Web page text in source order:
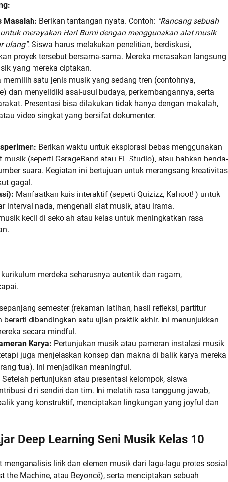
Masalah: Berikan tantangan nyata. Contoh: "Rancang sebuah
merayakan Hari Bumi dengan menggunakan alat musik
ulang". Siswa harus melakukan penelitian, berdiskusi,
proyek tersebut bersama-sama. Mereka merasakan langsung
yang mereka ciptakan.
memilih satu jenis musik yang sedang tren (contohnya,
dan menyelidiki asal-usul budaya, perkembangannya, serta
Presentasi bisa dilakukan tidak hanya dengan makalah,
video singkat yang bersifat dokumenter.
Berikan waktu untuk eksplorasi bebas menggunakan
(seperti GarageBand atau FL Studio), atau bahkan benda-
suara. Kegiatan ini bertujuan untuk merangsang kreativitas
gagal.
Manfaatkan kuis interaktif (seperti Quizizz, Kahoot! ) untuk
interval nada, mengenali alat musik, atau irama.
kecil di sekolah atau kelas untuk meningkatkan rasa
merdeka seharusnya autentik dan ragam,
semester (rekaman latihan, hasil refleksi, partitur
berarti dibandingkan satu ujian praktik akhir. Ini menunjukkan
secara mindful.
Karya: Pertunjukan musik atau pameran instalasi musik
juga menjelaskan konsep dan makna di balik karya mereka
tua). Ini menjadikan meaningful.
Setelah pertunjukan atau presentasi kelompok, siswa
diri sendiri dan tim. Ini melatih rasa tanggung jawab,
yang konstruktif, menciptakan lingkungan yang joyful dan
Deep Learning Seni Musik Kelas 10
menganalisis lirik dan elemen musik dari lagu-lagu protes sosial
the Machine, atau Beyoncé), serta menciptakan sebuah